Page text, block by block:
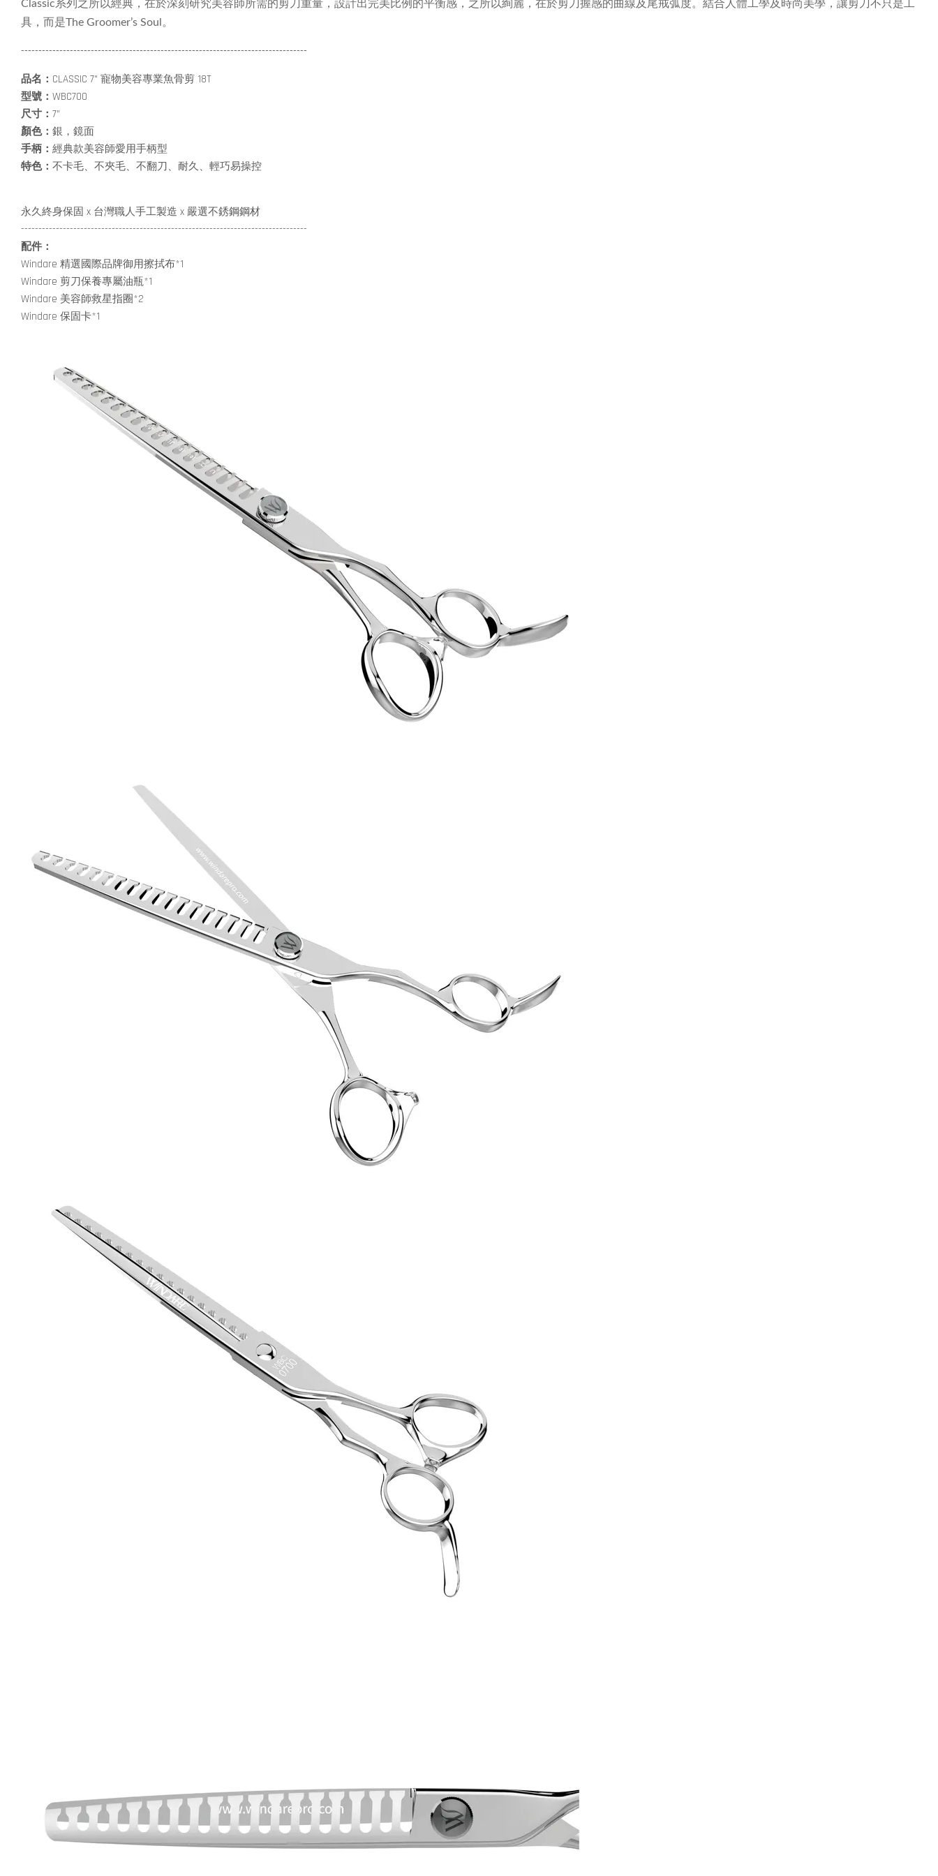
Classic系列之所以經典，在於深刻研究美容師所需的剪刀重量，設計出完美比例的平衡感，之所以絢麗，在於剪刀握感的曲線及尾戒弧度。結合人體工學及時尚美學，讓剪刀不只是工
具，而是The Groomer’s Soul。
----------------------------------------------------------------------------------
品名： CLASSIC 7" 寵物美容專業魚骨剪 18T
型號： WBC700
尺寸： 7”
顏色： 銀，鏡面
手柄： 經典款美容師愛用手柄型
特色： 不卡毛、不夾毛、不翻刀、耐久、輕巧易操控
永久終身保固 x 台灣職人手工製造 x 嚴選不銹鋼鋼材
----------------------------------------------------------------------------------
配件：
Windare 精選國際品牌御用擦拭布*1
Windare 剪刀保養專屬油瓶*1
Windare 美容師救星指圈*2
Windare 保固卡*1